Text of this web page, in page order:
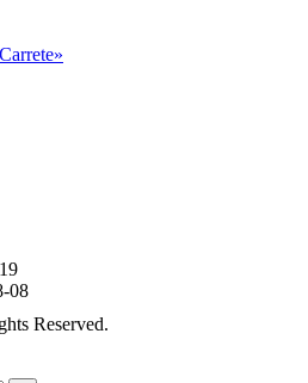
08
Reserved.